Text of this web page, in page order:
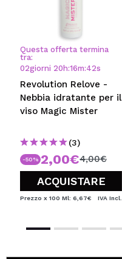
Questa offerta termina
tra:
02giorni 20h:16m:42s
Revolution Relove -
Nebbia idratante per il
viso Magic Mister
(3)
-50% 2,00€4,00€
ACQUISTARE
Prezzo x 100 Ml: 6,67€ IVA Incl.